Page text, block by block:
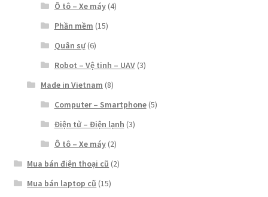
Ô tô – Xe máy(4)
Phần mềm (15)
Quân sự(6)
Robot – Vệ tinh – UAV(3)
Made in Vietnam (8)
Computer – Smartphone(5)
Điện tử – Điện lạnh (3)
Ô tô – Xe máy(2)
Mua bán điện thoại cũ (2)
Mua bán laptop cũ (15)